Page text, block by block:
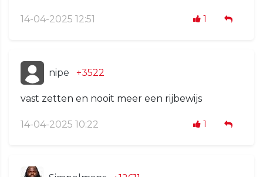
14-04-2025 12:51 1
nipe +3522
vast zetten en nooit meer een rijbewijs
14-04-2025 10:22 1